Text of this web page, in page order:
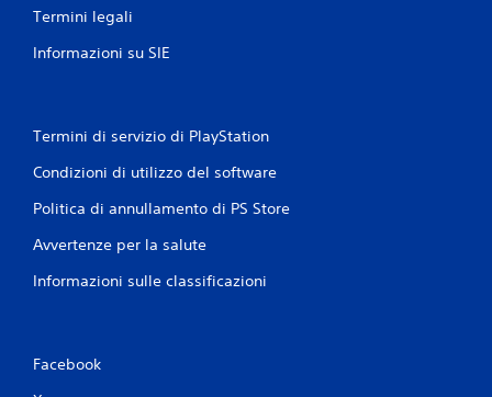
Termini legali
Informazioni su SIE
Termini di servizio di PlayStation
Condizioni di utilizzo del software
Politica di annullamento di PS Store
Avvertenze per la salute
Informazioni sulle classificazioni
Facebook